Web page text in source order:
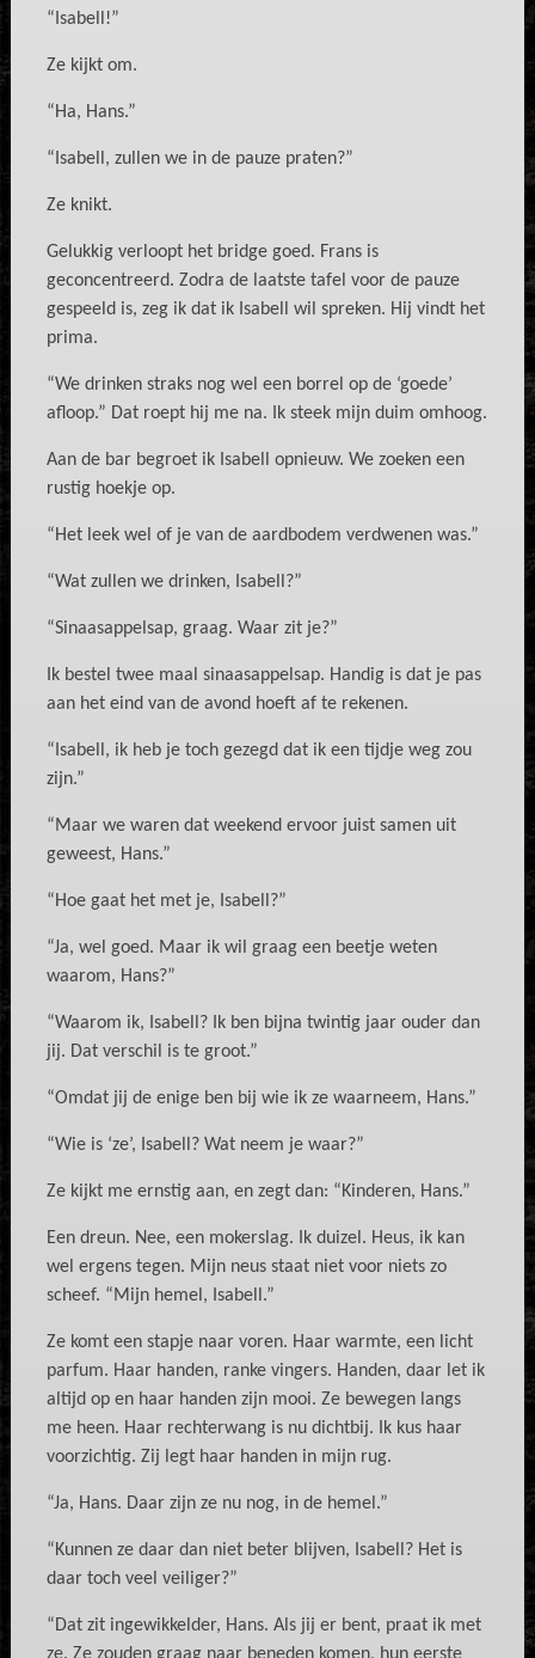
“Isabell!”
Ze kijkt om.
“Ha, Hans.”
“Isabell, zullen we in de pauze praten?”
Ze knikt.
Gelukkig verloopt het bridge goed. Frans is
geconcentreerd. Zodra de laatste tafel voor de pauze
gespeeld is, zeg ik dat ik Isabell wil spreken. Hij vindt het
prima.
“We drinken straks nog wel een borrel op de ‘goede’
afloop.” Dat roept hij me na. Ik steek mijn duim omhoog.
Aan de bar begroet ik Isabell opnieuw. We zoeken een
rustig hoekje op.
“Het leek wel of je van de aardbodem verdwenen was.”
“Wat zullen we drinken, Isabell?”
“Sinaasappelsap, graag. Waar zit je?”
Ik bestel twee maal sinaasappelsap. Handig is dat je pas
aan het eind van de avond hoeft af te rekenen.
“Isabell, ik heb je toch gezegd dat ik een tijdje weg zou
zijn.”
“Maar we waren dat weekend ervoor juist samen uit
geweest, Hans.”
“Hoe gaat het met je, Isabell?”
“Ja, wel goed. Maar ik wil graag een beetje weten
waarom, Hans?”
“Waarom ik, Isabell? Ik ben bijna twintig jaar ouder dan
jij. Dat verschil is te groot.”
“Omdat jij de enige ben bij wie ik ze waarneem, Hans.”
“Wie is ‘ze’, Isabell? Wat neem je waar?”
Ze kijkt me ernstig aan, en zegt dan: “Kinderen, Hans.”
Een dreun. Nee, een mokerslag. Ik duizel. Heus, ik kan
wel ergens tegen. Mijn neus staat niet voor niets zo
scheef. “Mijn hemel, Isabell.”
Ze komt een stapje naar voren. Haar warmte, een licht
parfum. Haar handen, ranke vingers. Handen, daar let ik
altijd op en haar handen zijn mooi. Ze bewegen langs
me heen. Haar rechterwang is nu dichtbij. Ik kus haar
voorzichtig. Zij legt haar handen in mijn rug.
“Ja, Hans. Daar zijn ze nu nog, in de hemel.”
“Kunnen ze daar dan niet beter blijven, Isabell? Het is
daar toch veel veiliger?”
“Dat zit ingewikkelder, Hans. Als jij er bent, praat ik met